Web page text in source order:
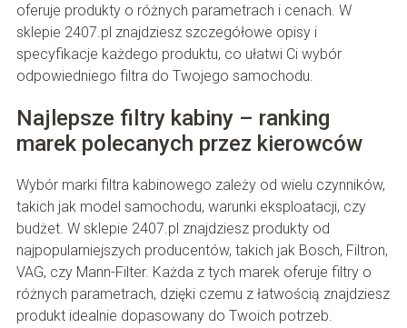
oferuje produkty o różnych parametrach i cenach. W
sklepie 2407.pl znajdziesz szczegółowe opisy i
specyfikacje każdego produktu, co ułatwi Ci wybór
odpowiedniego filtra do Twojego samochodu.
Najlepsze filtry kabiny – ranking
marek polecanych przez kierowców
Wybór marki filtra kabinowego zależy od wielu czynników,
takich jak model samochodu, warunki eksploatacji, czy
budżet. W sklepie 2407.pl znajdziesz produkty od
najpopularniejszych producentów, takich jak Bosch, Filtron,
VAG, czy Mann-Filter. Każda z tych marek oferuje filtry o
różnych parametrach, dzięki czemu z łatwością znajdziesz
produkt idealnie dopasowany do Twoich potrzeb.